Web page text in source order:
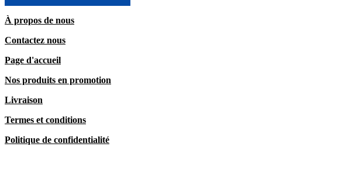
À propos de nous
Contactez nous
Page d'accueil
Nos produits en promotion
Livraison
Termes et conditions
Politique de confidentialité